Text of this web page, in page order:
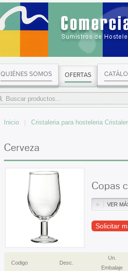
QUIÉNES SOMOS OFERTAS
Inicio Cristaleria para hosteleria
Cerveza
Copas
VER
Solicitar
Codigo Desc.
Un.
Embalaje